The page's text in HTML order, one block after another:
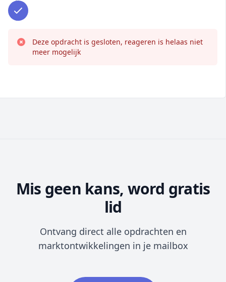
Deze opdracht is gesloten, reageren is helaas niet
meer mogelijk
Mis geen kans, word gratis
lid
Ontvang direct alle opdrachten en
marktontwikkelingen in je mailbox